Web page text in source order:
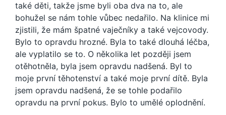
také děti, takže jsme byli oba dva na to, ale
bohužel se nám tohle vůbec nedařilo. Na klinice mi
zjistili, že mám špatné vaječníky a také vejcovody.
Bylo to opravdu hrozné. Byla to také dlouhá léčba,
ale vyplatilo se to. O několika let později jsem
otěhotněla, byla jsem opravdu nadšená. Byl to
moje první těhotenství a také moje první dítě. Byla
jsem opravdu nadšená, že se tohle podařilo
opravdu na první pokus. Bylo to umělé oplodnění.